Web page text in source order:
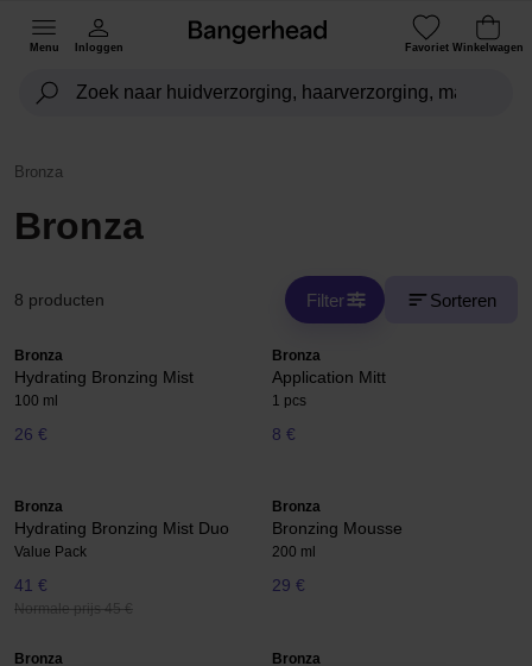
Menu Inloggen Favoriet Winkelwagen
Bronza
Bronza
8 producten Filter Sorteren
Bronza
Hydrating Bronzing Mist
100 ml
26 €
Bronza
Application Mitt
1 pcs
8 €
Bronza
Hydrating Bronzing Mist Duo
Value Pack
41 €
Normale prijs 45 €
Bronza
Bronzing Mousse
200 ml
29 €
Bronza Bronza